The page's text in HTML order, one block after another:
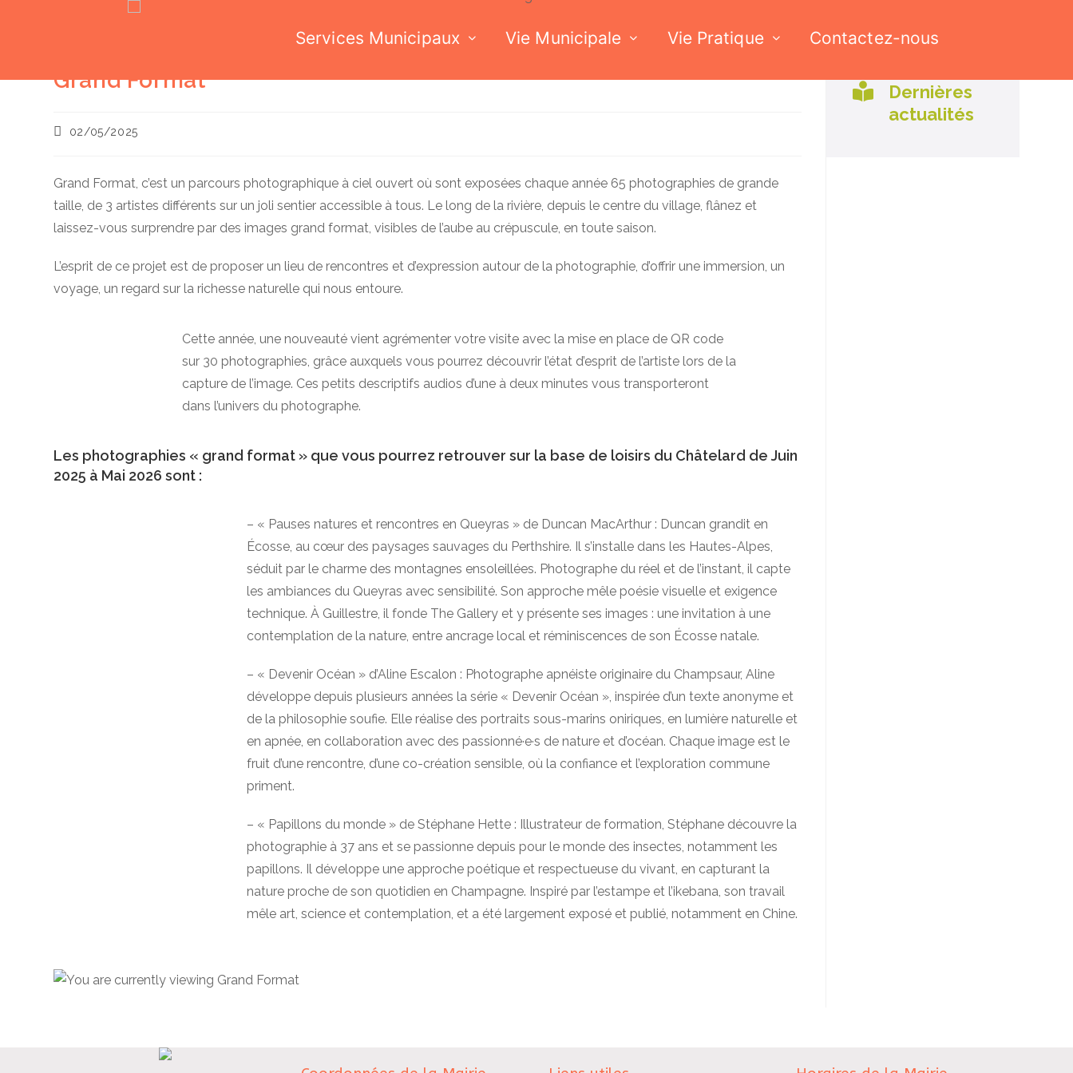
Services Municipaux Vie Municipale Vie Pratique Contactez-nous
Grand Format
Publication
02/05/2025
Grand Format, c’est un parcours photographique à ciel ouvert où sont exposées chaque année 65 photographies de grande
taille, de 3 artistes différents sur un joli sentier accessible à tous. Le long de la rivière, depuis le centre du village, flânez et
laissez-vous surprendre par des images grand format, visibles de l’aube au crépuscule, en toute saison.
L’esprit de ce projet est de proposer un lieu de rencontres et d’expression autour de la photographie, d’offrir une immersion, un
voyage, un regard sur la richesse naturelle qui nous entoure.
Cette année, une nouveauté vient agrémenter votre visite avec la mise en place de QR code
sur 30 photographies, grâce auxquels vous pourrez découvrir l’état d’esprit de l’artiste lors de la
capture de l’image. Ces petits descriptifs audios d’une à deux minutes vous transporteront
dans l’univers du photographe.
Les photographies « grand format » que vous pourrez retrouver sur la base de loisirs du Châtelard de Juin
2025 à Mai 2026 sont :
– « Pauses natures et rencontres en Queyras » de Duncan MacArthur : Duncan grandit en
Écosse, au cœur des paysages sauvages du Perthshire. Il s’installe dans les Hautes-Alpes,
séduit par le charme des montagnes ensoleillées. Photographe du réel et de l’instant, il capte
les ambiances du Queyras avec sensibilité. Son approche mêle poésie visuelle et exigence
technique. À Guillestre, il fonde The Gallery et y présente ses images : une invitation à une
contemplation de la nature, entre ancrage local et réminiscences de son Écosse natale.
– « Devenir Océan » d’Aline Escalon : Photographe apnéiste originaire du Champsaur, Aline
développe depuis plusieurs années la série « Devenir Océan », inspirée d’un texte anonyme et
de la philosophie soufie. Elle réalise des portraits sous-marins oniriques, en lumière naturelle et
en apnée, en collaboration avec des passionné·e·s de nature et d’océan. Chaque image est le
fruit d’une rencontre, d’une co-création sensible, où la confiance et l’exploration commune
priment.
– « Papillons du monde » de Stéphane Hette : Illustrateur de formation, Stéphane découvre la
photographie à 37 ans et se passionne depuis pour le monde des insectes, notamment les
papillons. Il développe une approche poétique et respectueuse du vivant, en capturant la
nature proche de son quotidien en Champagne. Inspiré par l’estampe et l’ikebana, son travail
mêle art, science et contemplation, et a été largement exposé et publié, notamment en Chine.
Dernières
actualités